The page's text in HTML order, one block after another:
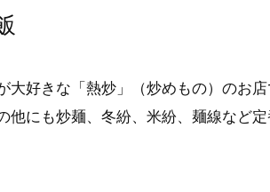
大好きな「熱炒」（炒めもの）のお
他にも炒麺、冬紛、米紛、麺線など